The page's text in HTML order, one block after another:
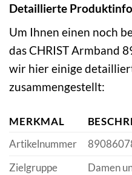
Detaillierte
Um Ihnen einen noch
das CHRIST Armband
wir hier einige
zusammengestellt:
MERKMAL
Artikelnummer
Zielgruppe
Damen